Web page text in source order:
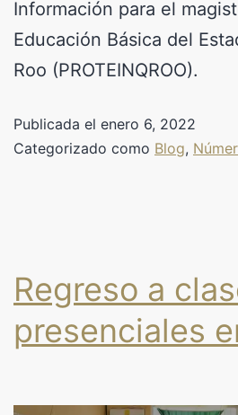
Información para el
Educación Básica del
Roo (PROTEINQROO).
Publicada el enero 6, 2022
Categorizado como Blog,
Regreso a
presenciales